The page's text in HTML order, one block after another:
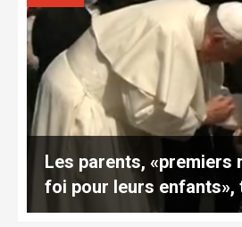
Les parents, «premiers
foi pour leurs enfants»,